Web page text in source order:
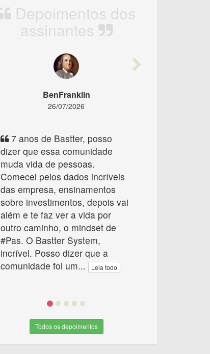
Depoimentos dos
assinantes
Previous
BenFranklin
26/07/2026
7 anos de Bastter, posso
dizer que essa comunidade
muda vida de pessoas.
Comecei pelos dados incríveis
das empresa, ensinamentos
sobre investimentos, depois vai
além e te faz ver a vida por
outro caminho, o mindset de
#Pas. O Bastter System,
incrível. Posso dizer que a
comunidade foi um... Leia todo
Todos os depoimentos